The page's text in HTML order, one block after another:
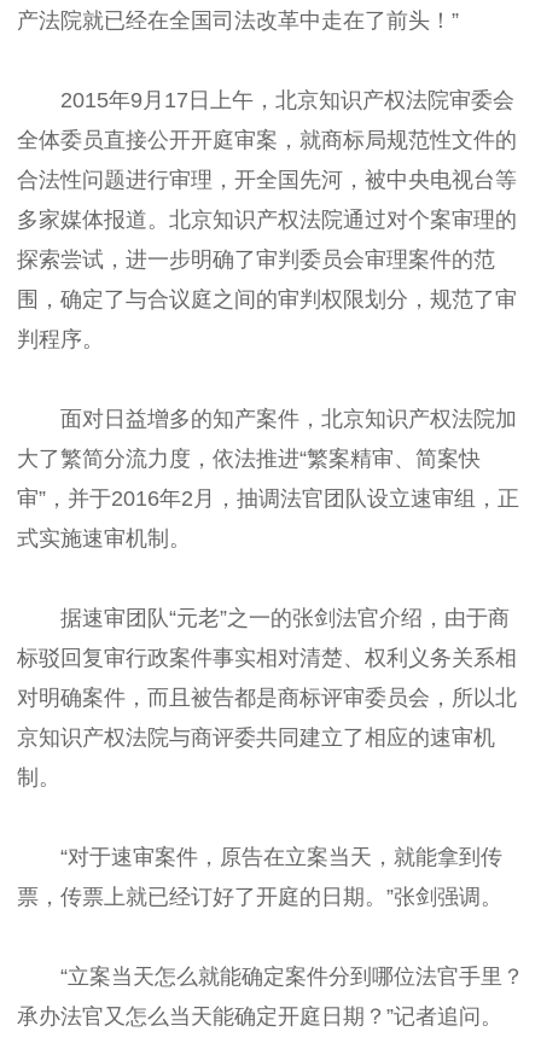
产法院就已经在全国司法改革中走在了前头！”
2015年9月17日上午，北京知识产权法院审委会
全体委员直接公开开庭审案，就商标局规范性文件的
合法性问题进行审理，开全国先河，被中央电视台等
多家媒体报道。北京知识产权法院通过对个案审理的
探索尝试，进一步明确了审判委员会审理案件的范
围，确定了与合议庭之间的审判权限划分，规范了审
判程序。
面对日益增多的知产案件，北京知识产权法院加
大了繁简分流力度，依法推进“繁案精审、简案快
审”，并于2016年2月，抽调法官团队设立速审组，正
式实施速审机制。
据速审团队“元老”之一的张剑法官介绍，由于商
标驳回复审行政案件事实相对清楚、权利义务关系相
对明确案件，而且被告都是商标评审委员会，所以北
京知识产权法院与商评委共同建立了相应的速审机
制。
“对于速审案件，原告在立案当天，就能拿到传
票，传票上就已经订好了开庭的日期。”张剑强调。
“立案当天怎么就能确定案件分到哪位法官手里？
承办法官又怎么当天能确定开庭日期？”记者追问。